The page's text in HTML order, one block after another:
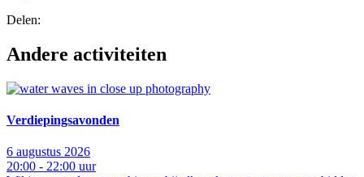
Delen:
Andere activiteiten
Verdiepingsavonden
6 augustus 2026
20:00 - 22:00 uur